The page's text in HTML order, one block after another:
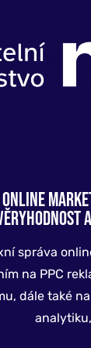
správa
na PPC
dále také